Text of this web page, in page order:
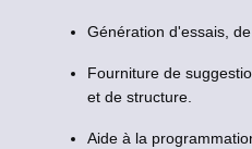
Génération d'essais,
Fourniture de
et de structure.
Aide à la